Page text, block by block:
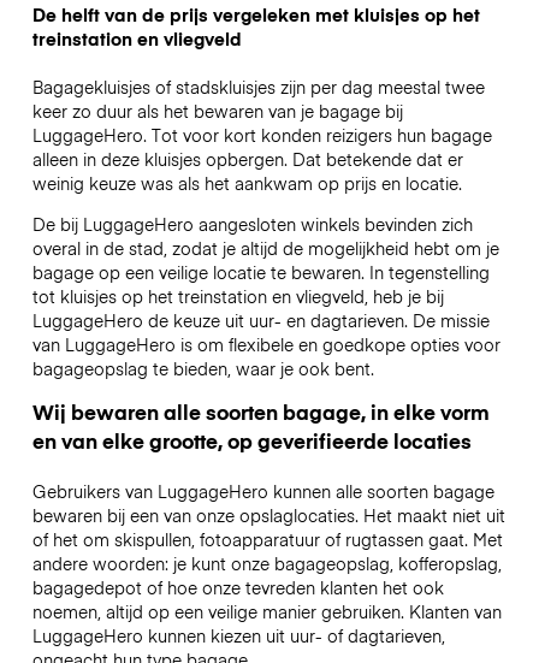
De helft van de prijs vergeleken met kluisjes op het
treinstation en vliegveld
Bagagekluisjes of stadskluisjes zijn per dag meestal twee
keer zo duur als het bewaren van je bagage bij
LuggageHero. Tot voor kort konden reizigers hun bagage
alleen in deze kluisjes opbergen. Dat betekende dat er
weinig keuze was als het aankwam op prijs en locatie.
De bij LuggageHero aangesloten winkels bevinden zich
overal in de stad, zodat je altijd de mogelijkheid hebt om je
bagage op een veilige locatie te bewaren. In tegenstelling
tot kluisjes op het treinstation en vliegveld, heb je bij
LuggageHero de keuze uit uur- en dagtarieven. De missie
van LuggageHero is om flexibele en goedkope opties voor
bagageopslag te bieden, waar je ook bent.
Wij bewaren alle soorten bagage, in elke vorm
en van elke grootte, op geverifieerde locaties
Gebruikers van LuggageHero kunnen alle soorten bagage
bewaren bij een van onze opslaglocaties. Het maakt niet uit
of het om skispullen, fotoapparatuur of rugtassen gaat. Met
andere woorden: je kunt onze bagageopslag, kofferopslag,
bagagedepot of hoe onze tevreden klanten het ook
noemen, altijd op een veilige manier gebruiken. Klanten van
LuggageHero kunnen kiezen uit uur- of dagtarieven,